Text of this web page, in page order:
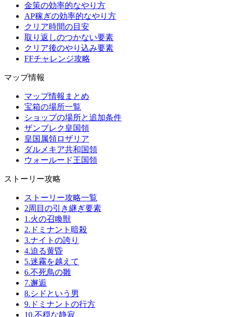
金策の効率的なやり方
AP稼ぎの効率的なやり方
クリア時間の目安
取り返しのつかない要素
クリア後のやり込み要素
FFチャレンジ攻略
マップ情報
マップ情報まとめ
宝箱の場所一覧
ショップの場所と追加条件
ザンブレク皇国領
皇国属領ロザリア
ダルメキア共和国領
ウォールード王国領
ストーリー攻略
ストーリー攻略一覧
2周目の引き継ぎ要素
1.火の召喚獣
2.ドミナント暗殺
3.ナイトの誇り
4.迫る黄昏
5.迷霧を越えて
6.不死鳥の雛
7.邂逅
8.シドという男
9.ドミナントの行方
10.不穏な静寂